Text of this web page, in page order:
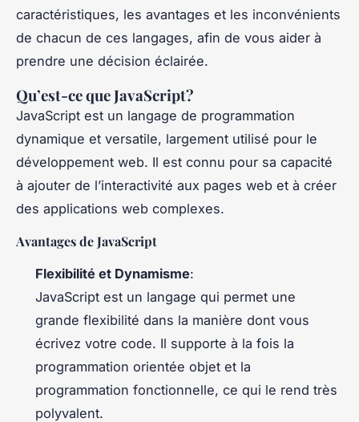
caractéristiques, les avantages et les inconvénients
de chacun de ces langages, afin de vous aider à
prendre une décision éclairée.
Qu’est-ce que JavaScript?
JavaScript est un langage de programmation
dynamique et versatile, largement utilisé pour le
développement web. Il est connu pour sa capacité
à ajouter de l’interactivité aux pages web et à créer
des applications web complexes.
Avantages de JavaScript
Flexibilité et Dynamisme:
JavaScript est un langage qui permet une
grande flexibilité dans la manière dont vous
écrivez votre code. Il supporte à la fois la
programmation orientée objet et la
programmation fonctionnelle, ce qui le rend très
polyvalent.